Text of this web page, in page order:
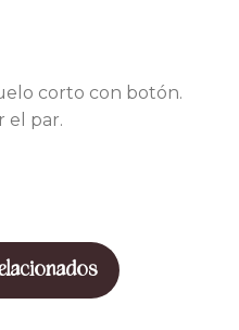
corto con botón.
el par.